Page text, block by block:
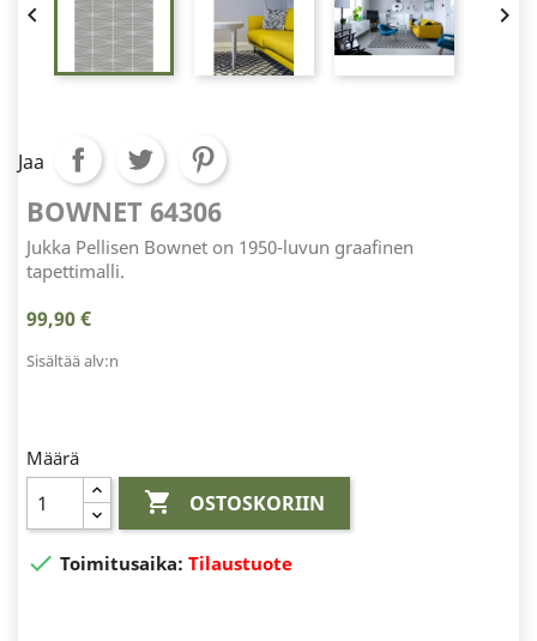
 
Jaa
BOWNET 64306
Jukka Pellisen Bownet on 1950-luvun graafinen
tapettimalli.
99,90 €
Sisältää alv:n
Määrä
 OSTOSKORIIN
 Toimitusaika: Tilaustuote